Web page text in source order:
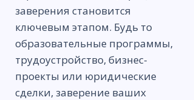
заверения становится
ключевым этапом. Будь то
образовательные программы,
трудоустройство, бизнес-
проекты или юридические
сделки, заверение ваших